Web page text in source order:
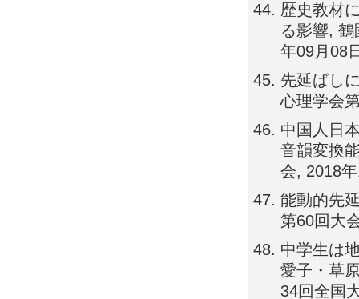
歴史教材
る影響,
年09月08
先延ばし
心理学会
中国人日
音韻変換
会, 2018
能動的先
第60回大
中学生は
愛子・草
34回全国